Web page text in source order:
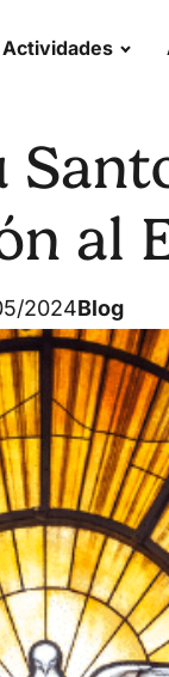
Actividades
al
2024Blog